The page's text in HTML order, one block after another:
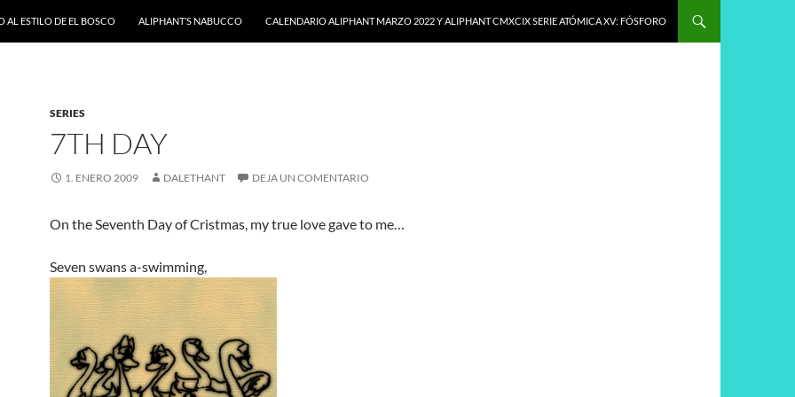
AL ESTILO DE EL BOSCO ALIPHANT’S NABUCCO CALENDARIO ALIPHANT MARZO 2022 Y ALIPHANT CMXCIX SERIE ATÓMICA XV: FÓSFORO
SERIES
7TH DAY
1. ENERO 2009 DALETHANT DEJA UN COMENTARIO
On the Seventh Day of Cristmas, my true love gave to me…
Seven swans a-swimming,